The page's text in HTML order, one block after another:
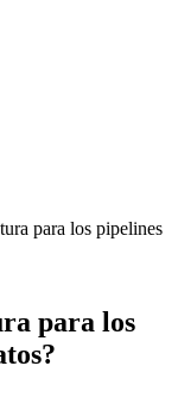
para los pipelines
para los